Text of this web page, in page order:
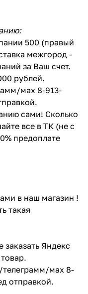
500 (правый
межгород -
за Ваш счет.
рублей.
мах 8-913-
сами! Сколько
все в ТК (не с
предоплате
в наш магазин !
такая
Яндекс
телеграмм/мах 8-
отправкой.